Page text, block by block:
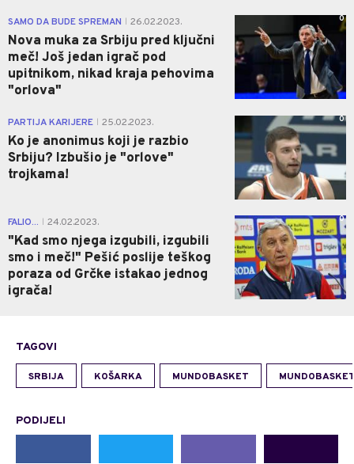
SAMO DA BUDE SPREMAN 26.02.2023.
Nova muka za Srbiju pred ključni
meč! Još jedan igrač pod
upitnikom, nikad kraja pehovima
"orlova"
0
PARTIJA KARIJERE 25.02.2023.
Ko je anonimus koji je razbio
Srbiju? Izbušio je "orlove"
trojkama!
0
FALIO... 24.02.2023.
"Kad smo njega izgubili, izgubili
smo i meč!" Pešić poslije teškog
poraza od Grčke istakao jednog
igrača!
0
TAGOVI
SRBIJA KOŠARKA MUNDOBASKET
PODIJELI